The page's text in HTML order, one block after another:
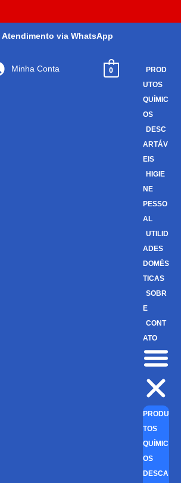
Atendimento via WhatsApp
Minha Conta 0
PROD
UTOS
QUÍMIC
OS
DESC
ARTÁV
EIS
HIGIE
NE
PESSO
AL
UTILID
ADES
DOMÉS
TICAS
SOBR
E
CONT
ATO
PRODU
TOS
QUÍMIC
OS
DESCA